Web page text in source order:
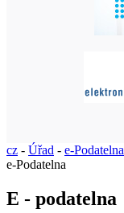
cz - Úřad - e-Podatelna
e-Podatelna
E - podatelna